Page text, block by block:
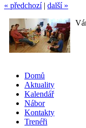
« předchozí| další »
Domů
Aktuality
Kalendář
Nábor
Kontakty
Trenéři